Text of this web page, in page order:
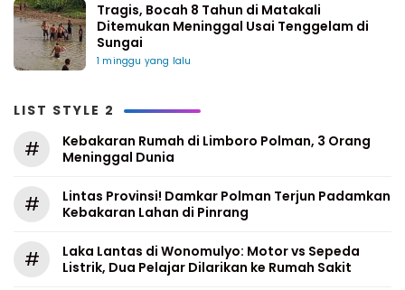
Tragis, Bocah 8 Tahun di Matakali
Ditemukan Meninggal Usai Tenggelam di
Sungai
1 minggu yang lalu
LIST STYLE 2
#
Kebakaran Rumah di Limboro Polman, 3 Orang
Meninggal Dunia
#
Lintas Provinsi! Damkar Polman Terjun Padamkan
Kebakaran Lahan di Pinrang
#
Laka Lantas di Wonomulyo: Motor vs Sepeda
Listrik, Dua Pelajar Dilarikan ke Rumah Sakit